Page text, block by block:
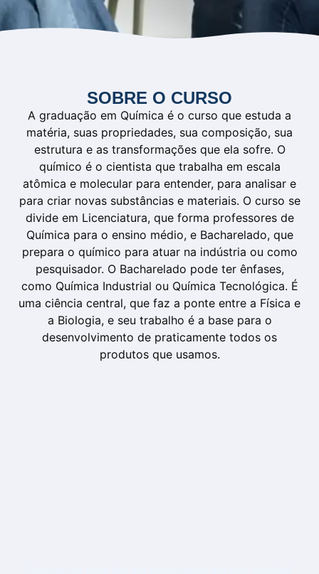
SOBRE O CURSO
A graduação em Química é o curso que estuda a
matéria, suas propriedades, sua composição, sua
estrutura e as transformações que ela sofre. O
químico é o cientista que trabalha em escala
atômica e molecular para entender, para analisar e
para criar novas substâncias e materiais. O curso se
divide em Licenciatura, que forma professores de
Química para o ensino médio, e Bacharelado, que
prepara o químico para atuar na indústria ou como
pesquisador. O Bacharelado pode ter ênfases,
como Química Industrial ou Química Tecnológica. É
uma ciência central, que faz a ponte entre a Física e
a Biologia, e seu trabalho é a base para o
desenvolvimento de praticamente todos os
produtos que usamos.